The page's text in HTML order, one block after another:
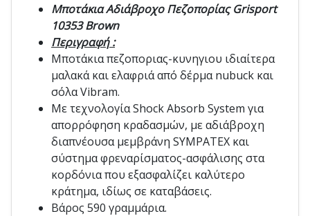
Μποτάκια Αδιάβροχο Πεζοπορίας Grisport
10353 Brown
Περιγραφή :
Μποτάκια πεζοποριας-κυνηγιου ιδιαίτερα
μαλακά και ελαφριά από δέρμα nubuck και
σόλα Vibram.
Με τεχνολογία Shock Absorb System για
απορρόφηση κραδασμών, με αδιάβροχη
διαπνέουσα μεμβράνη SYMPATEX και
σύστημα φρεναρίσματος-ασφάλισης στα
κορδόνια που εξασφαλίζει καλύτερο
κράτημα, ιδίως σε καταβάσεις.
Βάρος 590 γραμμάρια.